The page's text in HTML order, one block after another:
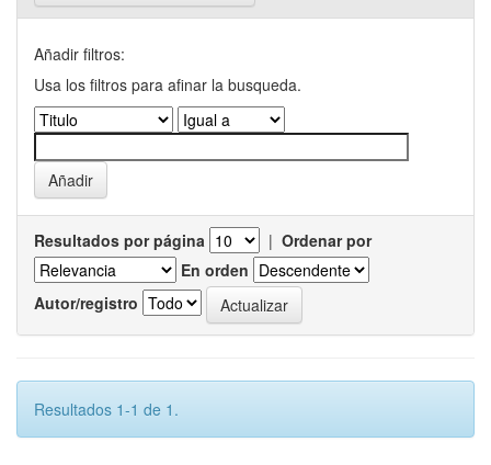
Añadir filtros:
Usa los filtros para afinar la busqueda.
Resultados por página | Ordenar por
En orden
Autor/registro
Resultados 1-1 de 1.